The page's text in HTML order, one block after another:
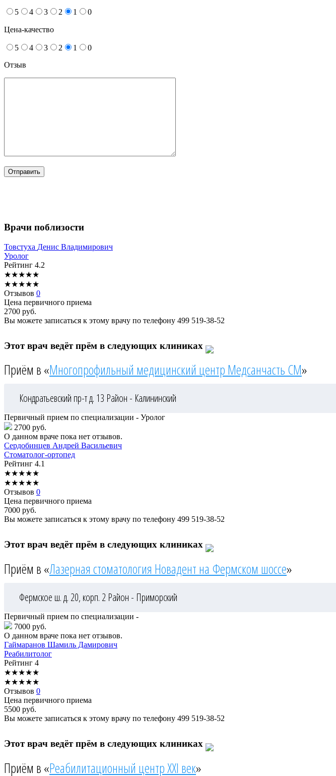
5 4 3 2 1 0
Цена-качество
5 4 3 2 1
0
Отзыв
Врачи поблизости
Товстуха Денис Владимирович
Уролог
Рейтинг 4.2
★★★★★
★★★★★
Отзывов 0
Цена первичного приема
2700 руб.
Вы можете записаться к этому врачу по телефону 499 519-38-52
Этот врач ведёт прём в следующих клиниках
Приём в «Многопрофильный медицинский центр Медсанчасть СМ»
Кондратьевский пр-т д. 13 Район - Калининский
Первичный прием по специализации - Уролог
2700 руб.
О данном враче пока нет отзывов.
Сердобинцев Андрей Васильевич
Стоматолог-ортопед
Рейтинг 4.1
★★★★★
★★★★★
Отзывов 0
Цена первичного приема
7000 руб.
Вы можете записаться к этому врачу по телефону 499 519-38-52
Этот врач ведёт прём в следующих клиниках
Приём в «Лазерная стоматология Новадент на Фермском шоссе»
Фермское ш. д. 20, корп. 2 Район - Приморский
Первичный прием по специализации -
7000 руб.
О данном враче пока нет отзывов.
Гаймаранов Шамиль Дамирович
Реабилитолог
Рейтинг 4
★★★★★
★★★★★
Отзывов 0
Цена первичного приема
5500 руб.
Вы можете записаться к этому врачу по телефону 499 519-38-52
Этот врач ведёт прём в следующих клиниках
Приём в «Реабилитационный центр XXI век»